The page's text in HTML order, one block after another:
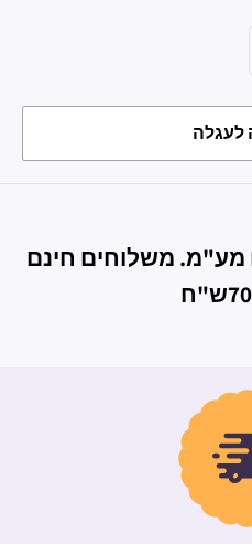
לעגלה
מע"מ. משלוחים חינם